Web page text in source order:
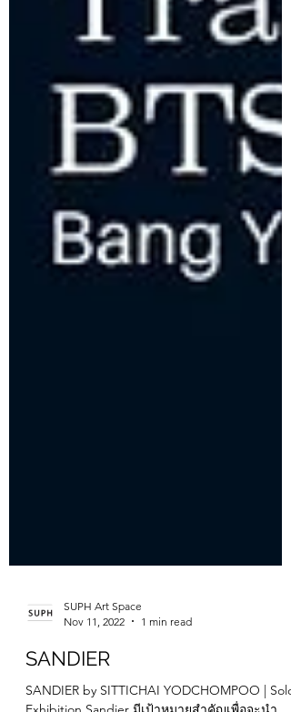
SUPH Art Space
Nov 11, 2022
1 min read